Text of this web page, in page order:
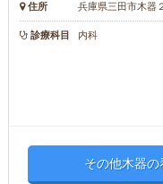
住所 兵庫県三田市木器
診療科目 内科
その他木器